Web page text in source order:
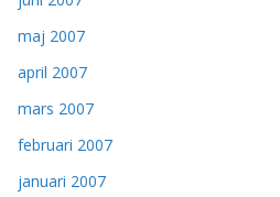
maj 2007
april 2007
mars 2007
februari 2007
januari 2007